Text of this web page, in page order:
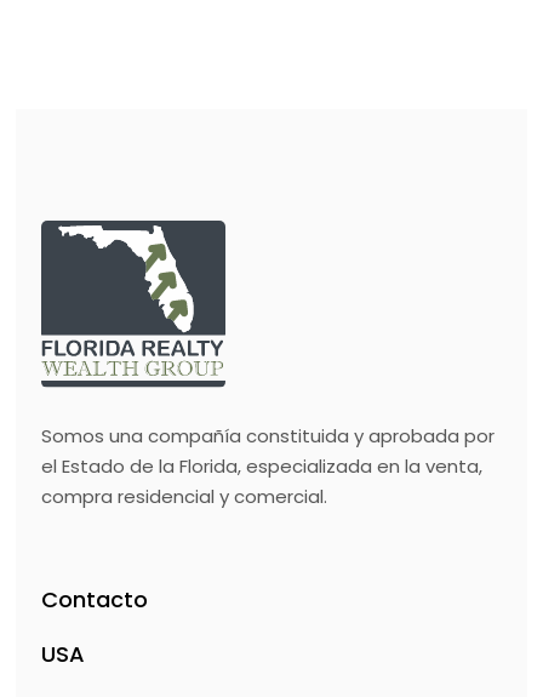
Somos una compañía constituida y aprobada por
el Estado de la Florida, especializada en la venta,
compra residencial y comercial.
Contacto
USA